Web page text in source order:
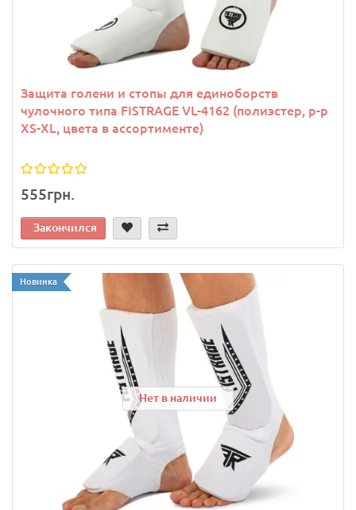
Защита голени и стопы для единоборств
чулочного типа FISTRAGE VL-4162 (полиэстер, р-р
XS-XL, цвета в ассортименте)
555грн.
Закончился
Новинка
Нет в наличии